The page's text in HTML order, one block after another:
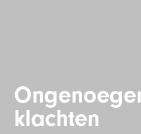
klachten